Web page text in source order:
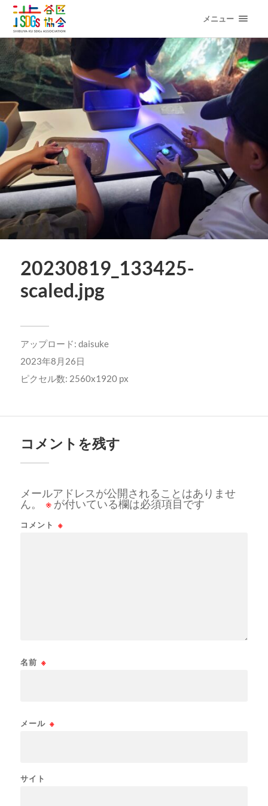
メニュー
20230819_133425-
scaled.jpg
アップロード: daisuke
2023年8月26日
ピクセル数: 2560x1920 px
コメントを残す
メールアドレスが公開されることはありませ
ん。
※ が付いている欄は必須項目です
コメント ※
名前 ※
メール ※
サイト